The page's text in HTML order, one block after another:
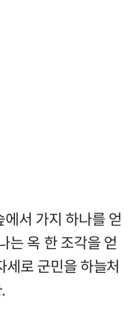
서 가지 하나를 얻
는 옥 한 조각을 얻
로 군민을 하늘처